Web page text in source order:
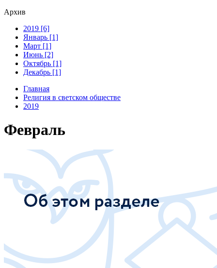
Архив
2019 [6]
Январь [1]
Март [1]
Июнь [2]
Октябрь [1]
Декабрь [1]
Главная
Религия в светском обществе
2019
Февраль